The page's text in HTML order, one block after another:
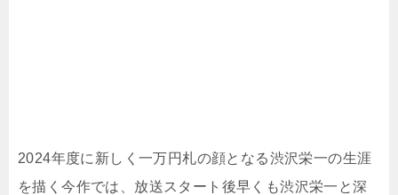
2024年度に新しく一万円札の顔となる渋沢栄一の生涯
を描く今作では、放送スタート後早くも渋沢栄一と深